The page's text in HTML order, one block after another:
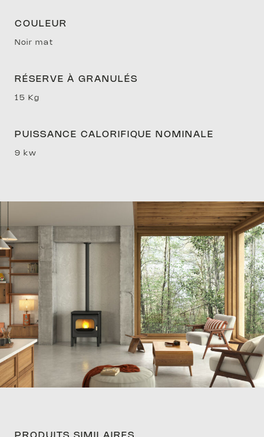
COULEUR
Noir mat
RÉSERVE À GRANULÉS
15 Kg
PUISSANCE CALORIFIQUE NOMINALE
9 kw